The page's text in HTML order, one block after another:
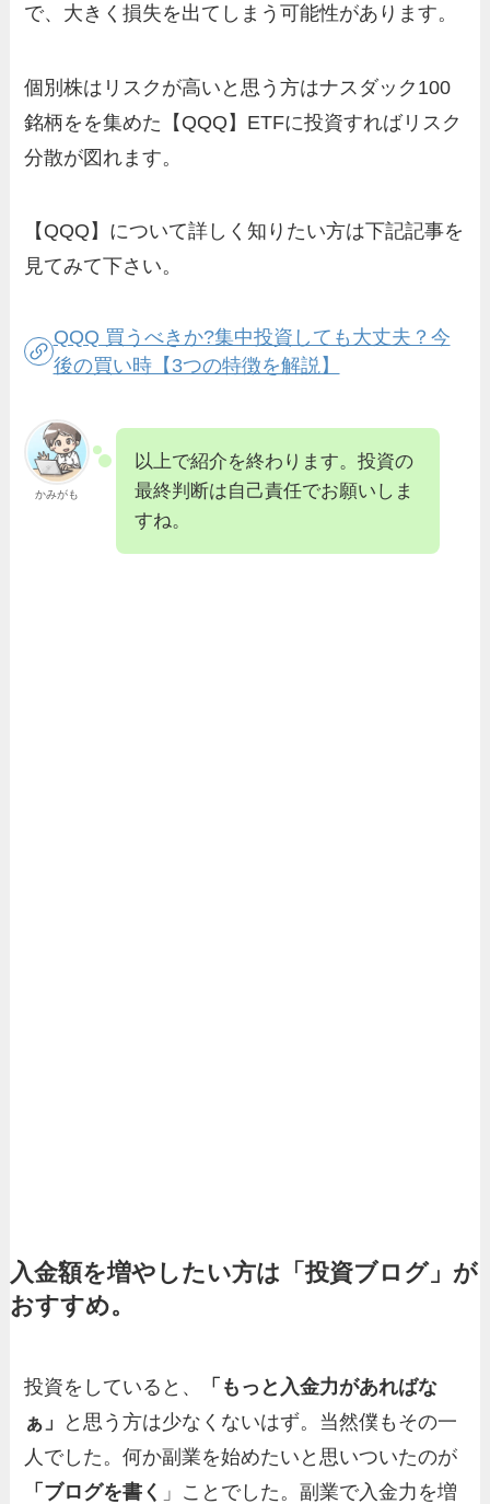
で、大きく損失を出てしまう可能性があります。
個別株はリスクが高いと思う方はナスダック100
銘柄をを集めた【QQQ】ETFに投資すればリスク
分散が図れます。
【QQQ】について詳しく知りたい方は下記記事を
見てみて下さい。
QQQ 買うべきか?集中投資しても大丈夫？今
後の買い時【3つの特徴を解説】
かみがも
以上で紹介を終わります。投資の
最終判断は自己責任でお願いしま
すね。
入金額を増やしたい方は「投資ブログ」が
おすすめ。
投資をしていると、
「もっと入金力があればな
ぁ」
と思う方は少なくないはず。当然僕もその一
人でした。何か副業を始めたいと思いついたのが
「ブログを書く 」ことでした。副業で入金力を増